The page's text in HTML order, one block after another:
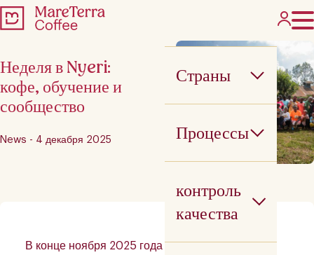
Страны
Процессы
контроль
качества
Неделя в Nyeri:
кофе, обучение и
сообщество
News - 4 декабря 2025
В конце ноября 2025 года часть команды Mare